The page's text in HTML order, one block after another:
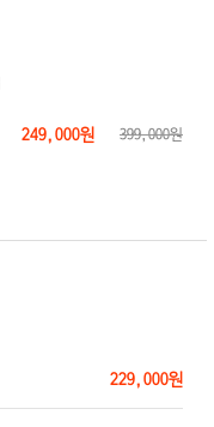
249,000원 399,000원
229,000원